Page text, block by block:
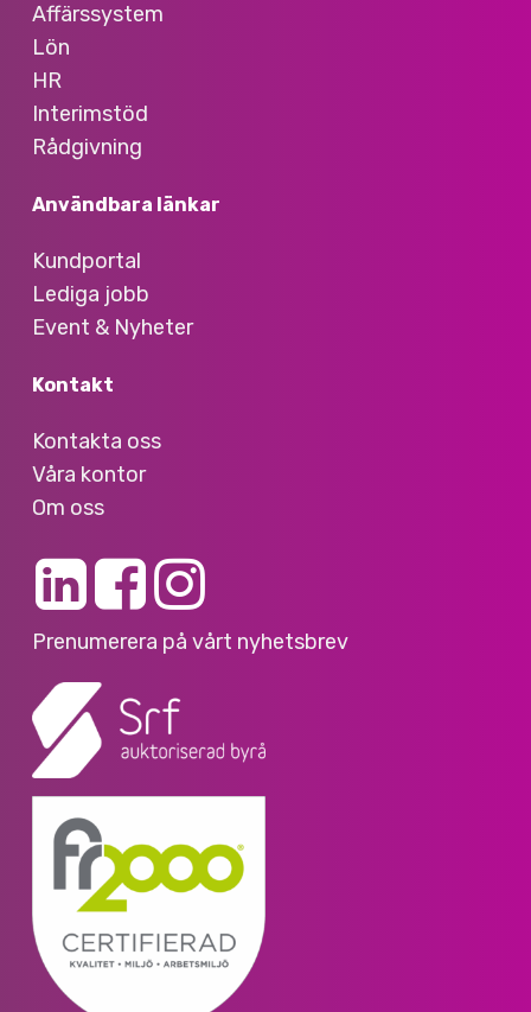
Affärssystem
Lön
HR
Interimstöd
Rådgivning
Användbara länkar
Kundportal
Lediga jobb
Event & Nyheter
Kontakt
Kontakta oss
Våra kontor
Om oss
Prenumerera på vårt nyhetsbrev